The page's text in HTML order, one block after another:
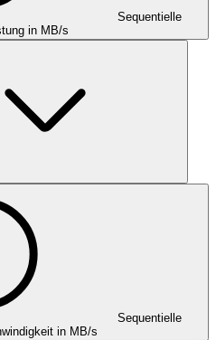
Sequentielle
in MB/s
Sequentielle
in MB/s